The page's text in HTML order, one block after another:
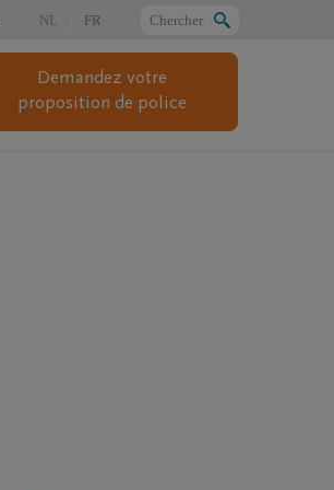
Chercher
NL FR
Demandez votre
proposition de police
Chercher